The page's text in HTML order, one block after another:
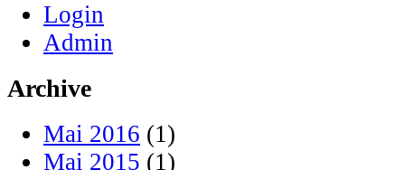
Login
Admin
Archive
Mai 2016 (1)
Mai 2015 (1)